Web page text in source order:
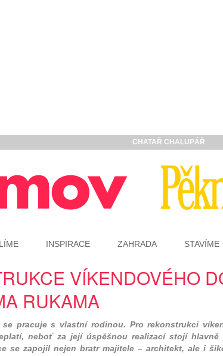
CHATAŘ CHALUPÁŘ
INSPIRACE ZAHRADA STAVÍME
VÍKENDOVÉHO
RUKAMA
se pracuje s vlastní rodinou. Pro rekonstrukci
neboť za její úspěšnou realizací stojí hlavně
se zapojil nejen bratr majitele – architekt, ale i